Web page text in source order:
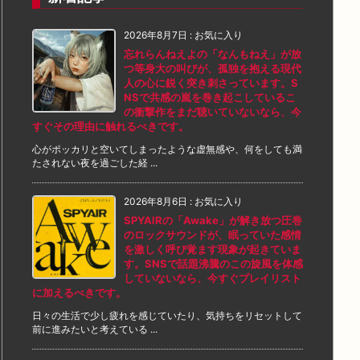
2026年8月7日 : お気に入り
忘れらんねえよの「なんもねえ」が放
つ等身大の叫びが、孤独を抱える現代
人の心に鋭く突き刺さっています。S
NSで共感の嵐を巻き起こしているこ
の衝撃作をまだ聴いていないなら、今
すぐその理由に触れるべきです。
心がポッカリと空いてしまったような虚無感や、何をしても満
たされない夜を過ごした経 ...
2026年8月6日 : お気に入り
SPYAIRの「Awake」が解き放つ圧巻
のロックサウンドが、眠っていた感情
を激しく呼び覚ます現象が起きていま
す。SNSで話題沸騰のこの旋風を体感
していないなら、今すぐプレイリスト
に加えるべきです。
日々の生活で少し疲れを感じていたり、気持ちをリセットして
前に進みたいと考えている ...